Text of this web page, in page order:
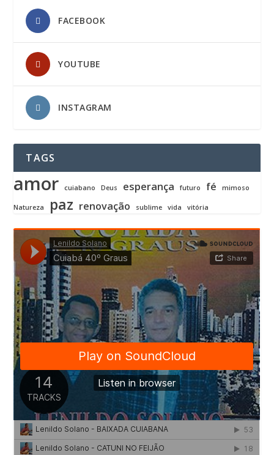
FACEBOOK
YOUTUBE
INSTAGRAM
TAGS
amor cuiabano Deus esperança futuro fé mimoso
Natureza paz renovação sublime vida vitória